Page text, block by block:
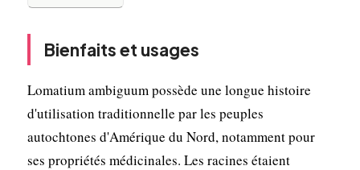
Bienfaits et usages
Lomatium ambiguum possède une longue histoire
d'utilisation traditionnelle par les peuples
autochtones d'Amérique du Nord, notamment pour
ses propriétés médicinales. Les racines étaient